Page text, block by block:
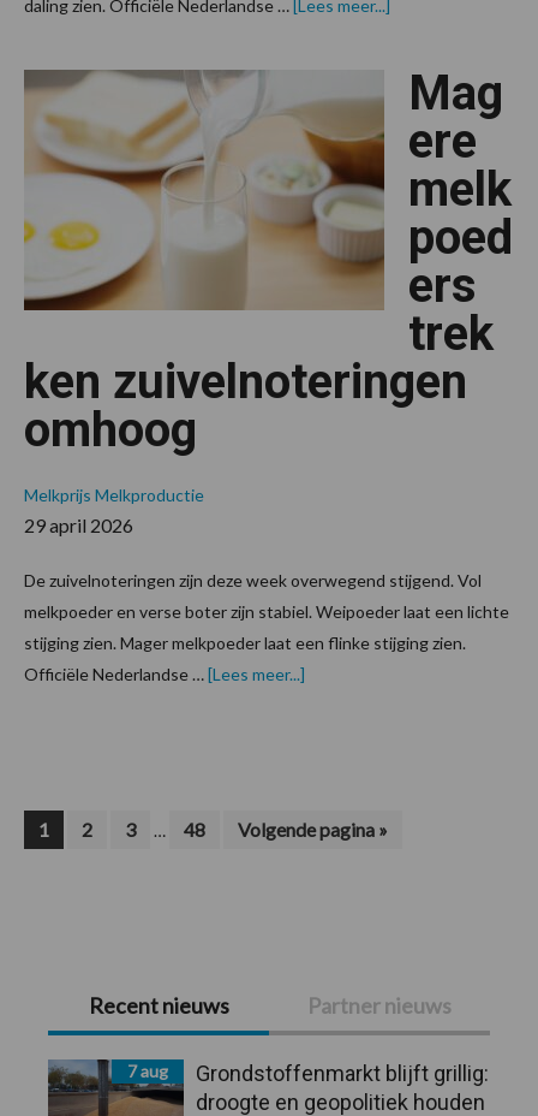
daling zien. Officiële Nederlandse … [Lees meer...]
Mag
ere
melk
poed
ers
trek
ken zuivelnoteringen
omhoog
Melkprijs Melkproductie
29 april 2026
De zuivelnoteringen zijn deze week overwegend stijgend. Vol
melkpoeder en verse boter zijn stabiel. Weipoeder laat een lichte
stijging zien. Mager melkpoeder laat een flinke stijging zien.
Officiële Nederlandse …[Lees meer...]
Pagina
1 Pagina
2 Pagina
3
Interim
… Pagina
48
Ga
naar
Volgende pagina »
Primaire
Sidebar
Recent nieuws Partner nieuws
7 aug
Grondstoffenmarkt blijft grillig:
droogte en geopolitiek houden